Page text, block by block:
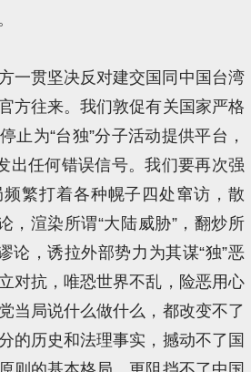
一贯坚决反对建交国同中国台湾
方往来。我们敦促有关国家严格
止为“台独”分子活动提供平台，
出任何错误信号。我们要再次强
繁打着各种幌子四处窜访，散
，渲染所谓“大陆威胁”，翻炒所
论，诱拉外部势力为其谋“独”恶
对抗，唯恐世界不乱，险恶用心
当局说什么做什么，都改变不了
的历史和法理事实，撼动不了国